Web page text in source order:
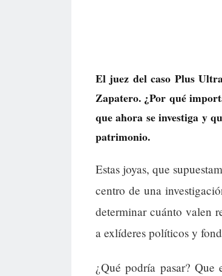
El juez del caso Plus
Zapatero. ¿Por qué
que ahora se investiga y
patrimonio.
Estas joyas, que
centro de una
determinar cuánto valen
a exlíderes políticos y
¿Qué podría pasar? Que